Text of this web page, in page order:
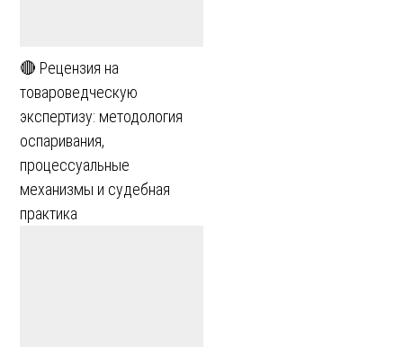
🔴 Рецензия на
товароведческую
экспертизу: методология
оспаривания,
процессуальные
механизмы и судебная
практика